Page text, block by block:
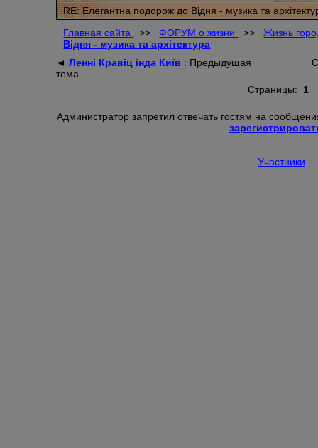
RE: Елегантна подорож до Відня - музика та
Главная сайта
>> ФОРУМ о жизни >> Жизнь
Відня - музика та архітектура
◄Ленні Кравіц інда Київ : Предыдущая
тема
Страницы: 1
Администратор запретил отвечать гостям на
Участники